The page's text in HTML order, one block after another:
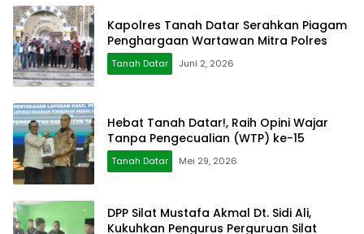
Kapolres Tanah Datar Serahkan Piagam
Penghargaan Wartawan Mitra Polres
Tanah Datar Juni 2, 2026
Hebat Tanah Datar!, Raih Opini Wajar
Tanpa Pengecualian (WTP) ke-15
Tanah Datar Mei 29, 2026
DPP Silat Mustafa Akmal Dt. Sidi Ali,
Kukuhkan Pengurus Perguruan Silat